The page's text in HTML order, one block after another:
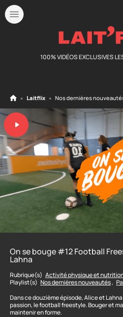
100% VIDÉOS EXCLUSIVES
Laitflix Nos dernières
On se bouge #12 Football
Lahna
Dans ce douzième épisode, Alice et
passion, le football freestyle. Bouger et
maintenir en forme.
Rubrique(s) Activité physique et
Playlist(s) Nos dernières nouveautés,